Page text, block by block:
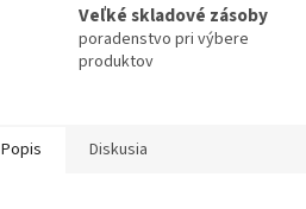
Veľké skladové zásoby
poradenstvo pri výbere
produktov
Popis Diskusia